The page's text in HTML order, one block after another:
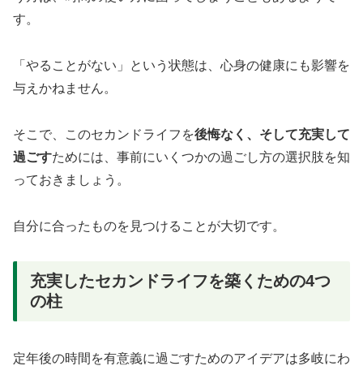
す。
「やることがない」という状態は、心身の健康にも影響を
与えかねません。
そこで、このセカンドライフを後悔なく、そして充実して
過ごすためには、事前にいくつかの過ごし方の選択肢を知
っておきましょう。
自分に合ったものを見つけることが大切です。
充実したセカンドライフを築くための4つ
の柱
定年後の時間を有意義に過ごすためのアイデアは多岐にわ